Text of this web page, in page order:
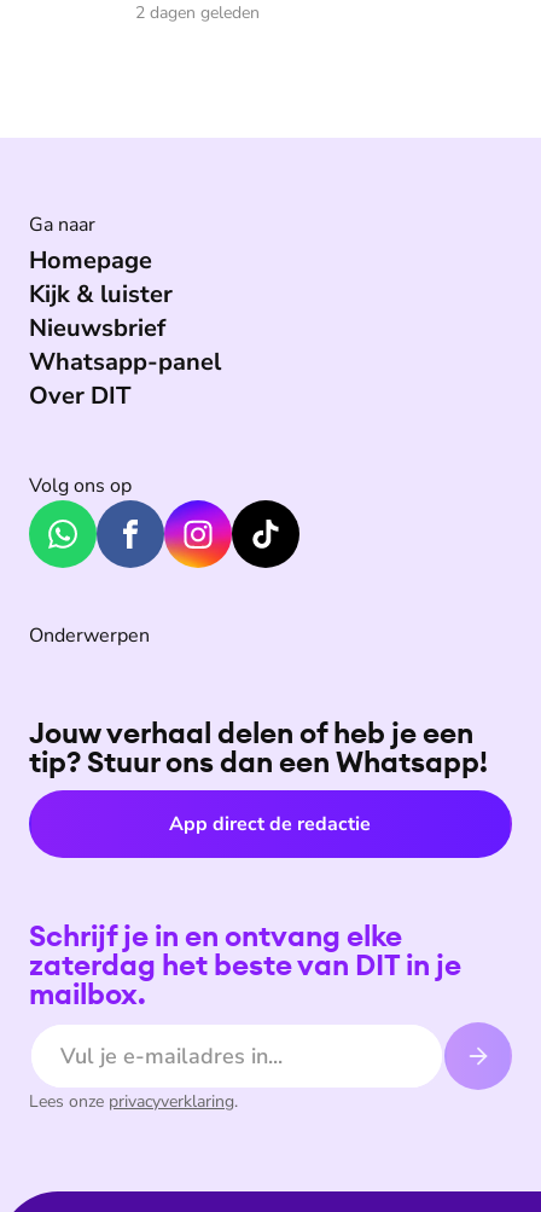
2 dagen geleden
Ga naar
Homepage
Kijk & luister
Nieuwsbrief
Whatsapp-panel
Over DIT
Volg ons op
Onderwerpen
Jouw verhaal delen of heb je een
tip? Stuur ons dan een Whatsapp!
App direct de redactie
Schrijf je in en ontvang elke
zaterdag het beste van DIT in je
mailbox.
E-mailadres
Lees onze privacyverklaring.